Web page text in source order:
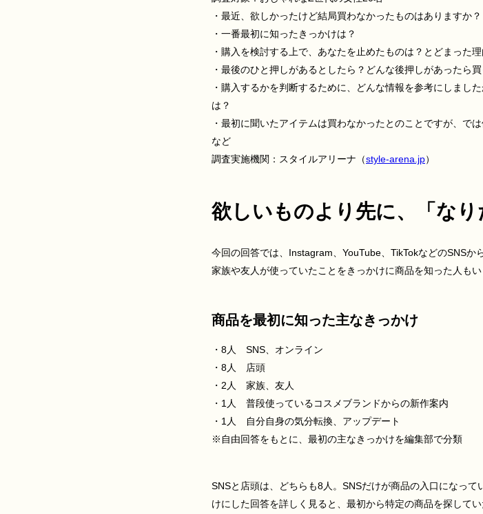
・最近、欲しかったけど結局買わなかったものはありますか？
・一番最初に知ったきっかけは？
・購入を検討する上で、あなたを止めたものは？とどまった理
・最後のひと押しがあるとしたら？どんな後押しがあったら買
・購入するかを判断するために、どんな情報を参考にしまし
は？
・最初に聞いたアイテムは買わなかったとのことですが、で
など
調査実施機関：スタイルアリーナ（style-arena.jp）
欲しいものより先に、「な
今回の回答では、Instagram、YouTube、TikTokなどのSNSか
家族や友人が使っていたことをきっかけに商品を知った人もい
商品を最初に知った主なきっかけ
・8人 SNS、オンライン
・8人 店頭
・2人 家族、友人
・1人 普段使っているコスメブランドからの新作案内
・1人 自分自身の気分転換、アップデート
※自由回答をもとに、最初の主なきっかけを編集部で分類
SNSと店頭は、どちらも8人。SNSだけが商品の入口になっ
けにした回答を詳しく見ると、最初から特定の商品を探して